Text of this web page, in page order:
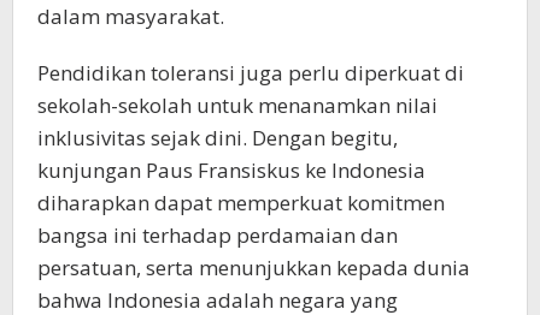
dalam masyarakat.
Pendidikan toleransi juga perlu diperkuat di
sekolah-sekolah untuk menanamkan nilai
inklusivitas sejak dini. Dengan begitu,
kunjungan Paus Fransiskus ke Indonesia
diharapkan dapat memperkuat komitmen
bangsa ini terhadap perdamaian dan
persatuan, serta menunjukkan kepada dunia
bahwa Indonesia adalah negara yang